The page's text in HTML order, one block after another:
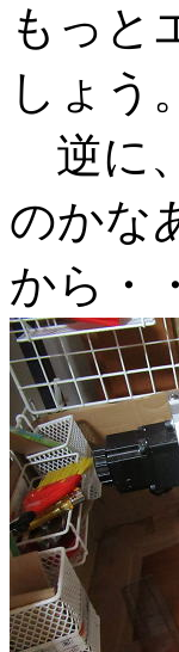
もっと
しょう。
逆に
のかな
から・